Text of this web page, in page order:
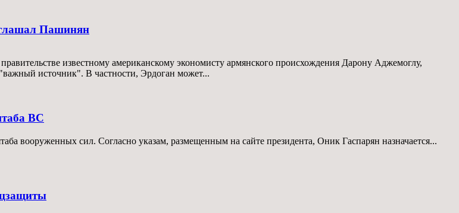
Пашинян
известному американскому экономисту армянского происхождения Дарону Аджемоглу,
источник". В частности, Эрдоган может...
ВС
вооруженных сил. Согласно указам, размещенным на сайте президента, Оник Гаспарян назначается...